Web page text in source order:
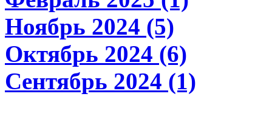
Ноябрь 2024 (5)
Октябрь 2024 (6)
Сентябрь 2024 (1)